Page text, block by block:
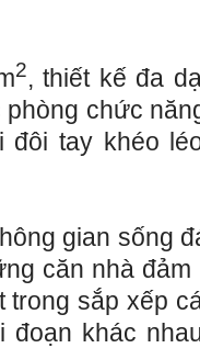
2, thiết kế đa
chức
tay khéo
gian sống
căn nhà
trong sắp xếp
đoạn khác